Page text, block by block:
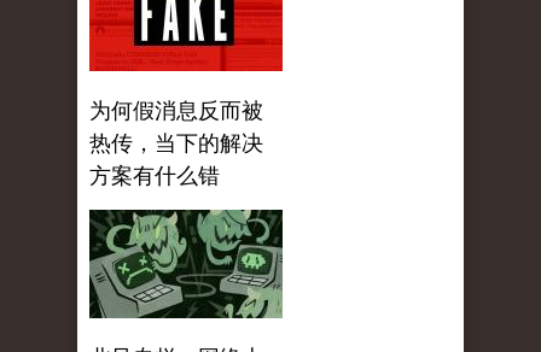
为何假消息反而被
热传，当下的解决
方案有什么错